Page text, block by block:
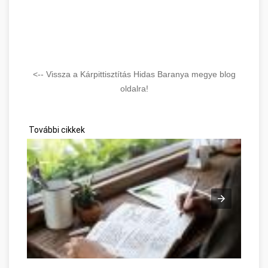
<-- Vissza a Kárpittisztítás Hidas Baranya megye blog
oldalra!
További cikkek